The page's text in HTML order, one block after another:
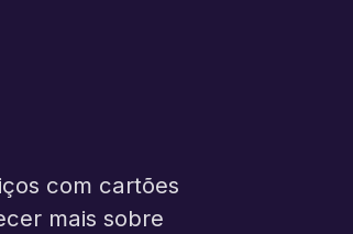
com cartões
mais sobre